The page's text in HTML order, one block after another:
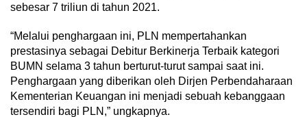
sebesar 7 triliun di tahun 2021.
“Melalui penghargaan ini, PLN mempertahankan
prestasinya sebagai Debitur Berkinerja Terbaik kategori
BUMN selama 3 tahun berturut-turut sampai saat ini.
Penghargaan yang diberikan oleh Dirjen Perbendaharaan
Kementerian Keuangan ini menjadi sebuah kebanggaan
tersendiri bagi PLN,” ungkapnya.